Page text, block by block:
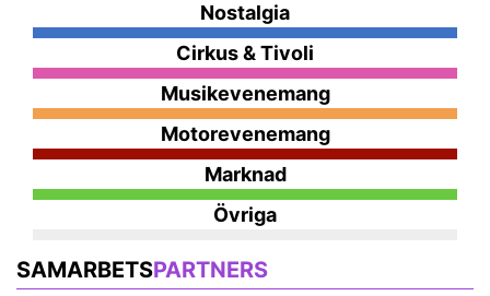
Nostalgia
Cirkus & Tivoli
Musikevenemang
Motorevenemang
Marknad
Övriga
SAMARBETSPARTNERS